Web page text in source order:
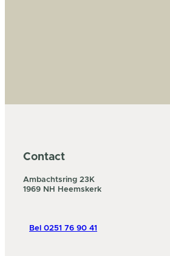
Contact
Ambachtsring 23K
1969 NH Heemskerk
Bel 0251 76 90 41